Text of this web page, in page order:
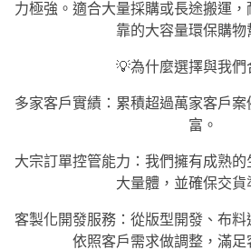
力極強。適合大量採購或長途搬運
靠的大容量環保購物
💡為什麼選擇與我們
多家客戶實績：累積超過萬家客戶
富。
大宗訂單控管能力：我們擁有成熟
大量體，並確保交貨
客製化開發服務：從版型開發、布
依照客戶需求做調整，滿足